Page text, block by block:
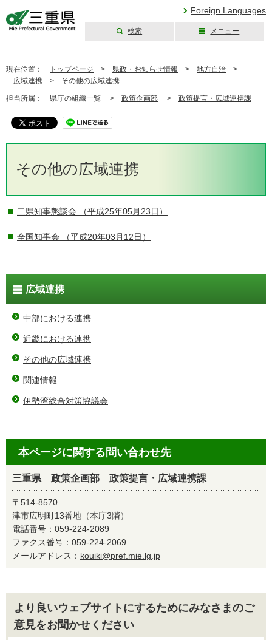
Foreign Languages
検索 メニュー
現在位置： トップページ > 県政・お知らせ情報 > 地方自治 >
広域連携 > その他の広域連携
担当所属： 県庁の組織一覧 > 政策企画部 > 政策提言・広域連携課
その他の広域連携
二県知事懇談会 （平成25年05月23日）
全国知事会 （平成20年03月12日）
広域連携
中部における連携
近畿における連携
その他の広域連携
関連情報
伊勢湾総合対策協議会
本ページに関する問い合わせ先
三重県 政策企画部 政策提言・広域連携課
〒514-8570
津市広明町13番地（本庁3階）
電話番号： 059-224-2089
ファクス番号：059-224-2069
メールアドレス： kouiki@pref.mie.lg.jp
より良いウェブサイトにするためにみなさまのご
意見をお聞かせください